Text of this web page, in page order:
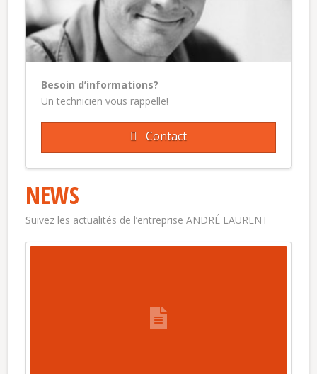
Besoin d’informations?
Un technicien vous rappelle!
Contact
NEWS
Suivez les actualités de l’entreprise ANDRÉ LAURENT